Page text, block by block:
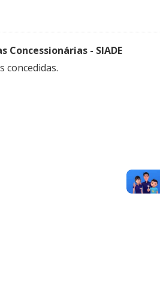
- SIADE
concedidas.